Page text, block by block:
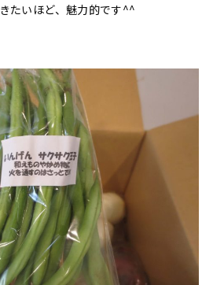
たいほど、魅力的です^^